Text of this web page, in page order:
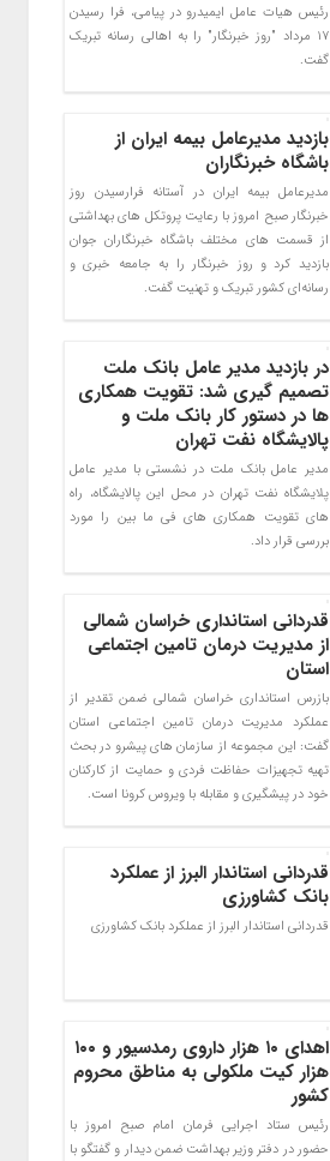
رئیس هیات عامل ایمیدرو در پیامی، فرا رسیدن
17 مرداد "روز خبرنگار" را به اهالی رسانه تبریک
گفت.
بازدید مدیرعامل بیمه ایران از
باشگاه خبرنگاران
مدیرعامل بیمه ایران در آستانه فرارسیدن روز
خبرنگار صبح امروز با رعایت پروتکل های بهداشتی
از قسمت های مختلف باشگاه خبرنگاران جوان
بازدید کرد و روز خبرنگار را به جامعه خبری و
رسانه‌ای کشور تبریک و تهنیت گفت.
در بازدید مدیر عامل بانک ملت
تصمیم گیری شد: تقویت همکاری
ها در دستور کار بانک ملت و
پالایشگاه نفت تهران
مدیر عامل بانک ملت در نشستی با مدیر عامل
پلایشگاه نفت تهران در محل این پالایشگاه، راه
های تقویت همکاری های فی ما بین را مورد
بررسی قرار داد.
قدردانی استانداری خراسان شمالی
از مدیریت درمان تامین اجتماعی
استان
بازرس استانداری خراسان شمالی ضمن تقدیر از
عملکرد مدیریت درمان تامین اجتماعی استان
گفت: این مجموعه از سازمان های پیشرو در بحث
تهیه تجهیزات حفاظت فردی و حمایت از کارکنان
خود در پیشگیری و مقابله با ویروس کرونا است.
قدردانی استاندار البرز از عملکرد
بانک کشاورزی
قدردانی استاندار البرز از عملکرد بانک کشاورزی
اهدای ۱۰ هزار داروی رمدسیور و ۱۰۰
هزار کیت ملکولی به مناطق محروم
کشور
رئیس ستاد اجرایی فرمان امام صبح امروز با
حضور در دفتر وزیر بهداشت ضمن دیدار و گفتگو با